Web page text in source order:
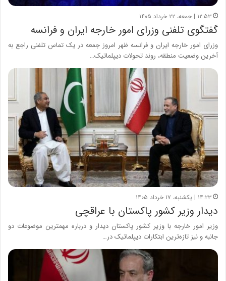
۱۲:۵۳ | جمعه، ۲۲ خرداد ۱۴۰۵
گفتگوی تلفنی وزرای امور خارجه ایران و فرانسه
وزرای امور خارجه ایران و فرانسه ظهر امروز جمعه در یک تماس تلفنی راجع به
آخرین وضعیت منطقه، روند تحولات دیپلماتیک…
۱۴:۲۳ | یکشنبه، ۱۷ خرداد ۱۴۰۵
دیدار وزیر کشور پاکستان با عراقچی
وزیر امور خارجه با وزیر کشور پاکستان دیدار و درباره مهمترین موضوعات دو
جانبه و نیز تازه‌ترین ابتکارات دیپلماتیک در…